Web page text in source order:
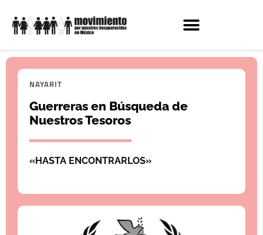
NAYARIT
Guerreras en Búsqueda de
Nuestros Tesoros
«HASTA ENCONTRARLOS»